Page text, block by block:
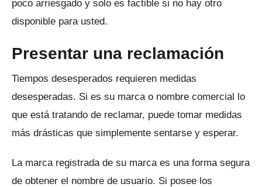
poco arriesgado y solo es factible si no hay otro
disponible para usted.
Presentar una reclamación
Tiempos desesperados requieren medidas
desesperadas. Si es su marca o nombre comercial lo
que está tratando de reclamar, puede tomar medidas
más drásticas que simplemente sentarse y esperar.
La marca registrada de su marca es una forma segura
de obtener el nombre de usuario. Si posee los